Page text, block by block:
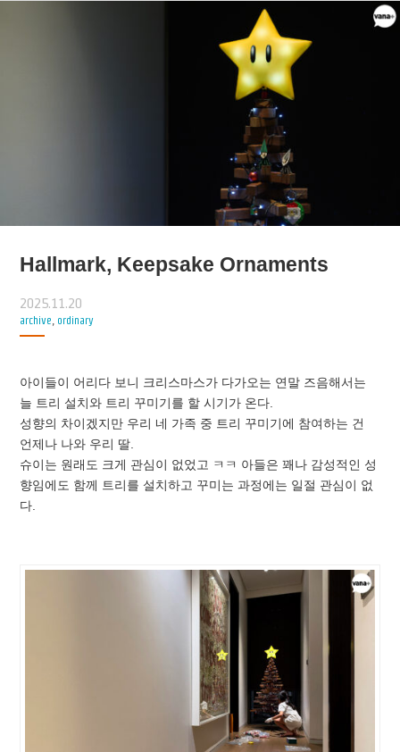
Hallmark, Keepsake Ornaments
2025.11.20
archive ordinary
아이들이 어리다 보니 크리스마스가 다가오는 연말 즈음해서는
늘 트리 설치와 트리 꾸미기를 할 시기가 온다.
성향의 차이겠지만 우리 네 가족 중 트리 꾸미기에 참여하는 건
언제나 나와 우리 딸.
슈이는 원래도 크게 관심이 없었고 ㅋㅋ 아들은 꽤나 감성적인 성
향임에도 함께 트리를 설치하고 꾸미는 과정에는 일절 관심이 없
다.